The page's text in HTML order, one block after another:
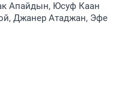
Апайдын, Юсуф Каан
Джанер Атаджан, Эфе